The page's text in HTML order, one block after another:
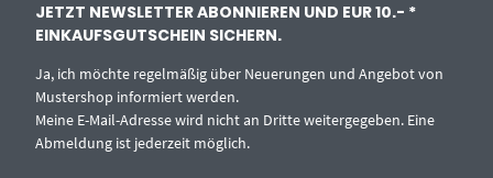
JETZT NEWSLETTER ABONNIEREN UND EUR 10.- *
EINKAUFSGUTSCHEIN SICHERN.
Ja, ich möchte regelmäßig über Neuerungen und Angebot von
Mustershop informiert werden.
Meine E-Mail-Adresse wird nicht an Dritte weitergegeben. Eine
Abmeldung ist jederzeit möglich.